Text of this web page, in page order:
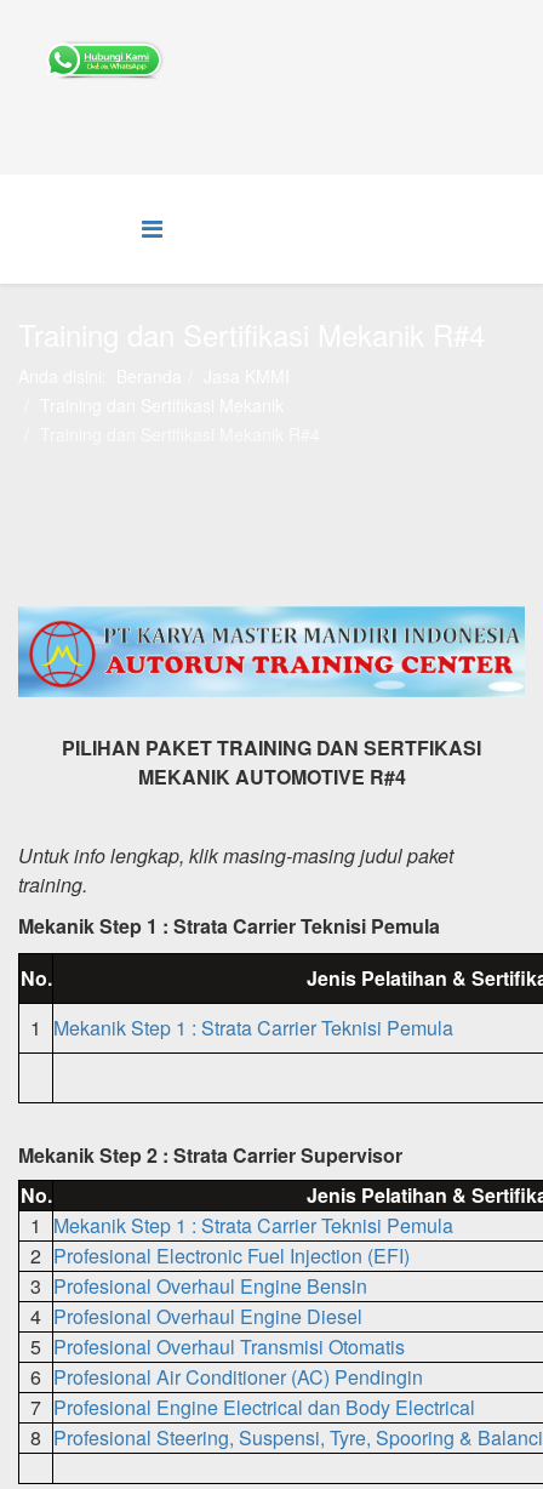
PILIHAN PAKET TRAINING DAN SERTFIKASI
MEKANIK AUTOMOTIVE R#4
Untuk info lengkap, klik masing-masing judul paket
training.
Mekanik Step 1 : Strata Carrier Teknisi Pemula
No.
Jenis Pelatihan &
1
Mekanik Step 1 : Strata Carrier Teknisi Pemula
Mekanik Step 2 : Strata Carrier Supervisor
No.
Jenis Pelatihan &
1
Mekanik Step 1 : Strata Carrier Teknisi Pemula
2 Profesional Electronic Fuel Injection (EFI)
3 Profesional Overhaul Engine Bensin
4 Profesional Overhaul Engine Diesel
5 Profesional Overhaul Transmisi Otomatis
6 Profesional Air Conditioner (AC) Pendingin
7 Profesional Engine Electrical dan Body Electrical
8 Profesional Steering, Suspensi, Tyre, Spooring &